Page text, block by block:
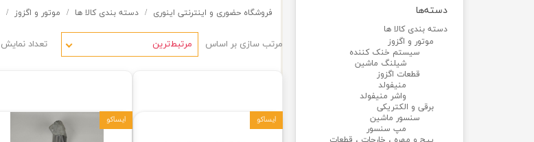
موتور و اگزوز
برقی و الکتریکی
قطعات داخلی
دسته‌ها
دسته بندی کالا ها
موتور و اگزوز
سیستم خنک کننده
شیلنگ ماشین
قطعات اگزوز
منیفولد
واشر منیفولد
برقی و الکتریکی
سنسور ماشین
مپ سنسور
پیچ و مهره ، خارجات ، قطعات
فروشگاه حضوری و اینترنتی اینوری دسته بندی کالا ها موتور و اگزوز
مرتب سازی بر اساس مرتبط‌ترین تعداد نمایش
ایساکو ایساکو